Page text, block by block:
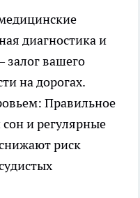
диагностика и
залог вашего
на дорогах.
Правильное
и регулярные
риск